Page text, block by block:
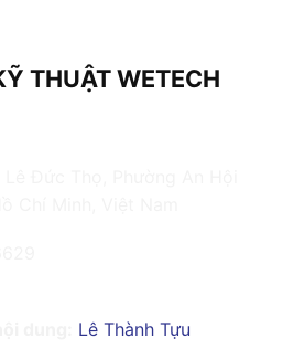
THUẬT WETECH
Lê Thành Tựu